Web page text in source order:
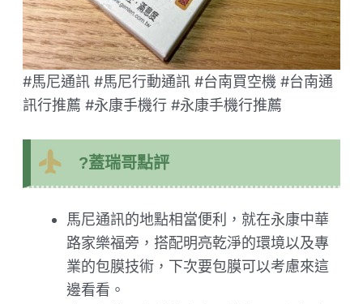
#馬尼通訊 #馬尼行動通訊 #台南買空機 #台南通
訊行推薦 #永康手機行 #永康手機行推薦
?蓋瑞哥點評
馬尼通訊的地點相當便利，就在永康中華
路家樂福旁，搭配明亮乾淨的環境以及專
業的包膜技術，下次要包膜可以考慮來這
邊看看。